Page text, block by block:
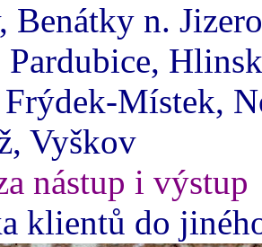
Benátky n.
Frýdek-Místek,
Vyškov
nástup i
klientů do